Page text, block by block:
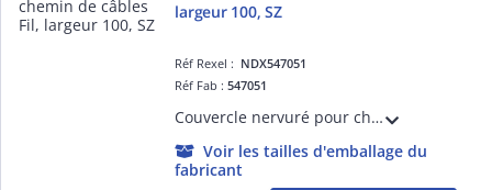
largeur 100, SZ
Réf Rexel : NDX547051
Réf Fab :547051
Couvercle nervuré pour chemins de câbles Fil, Gammes MTC et UF, largeur 100 mm, finition SZ.
Voir les tailles d'emballage du
fabricant